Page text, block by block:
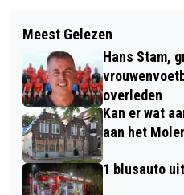
MARCIN KASPRZYK
KAMPIOENSCHAP
HONDENBELASTING
GECONTROLEERD
Meest Gelezen
Hans Stam,
overleden
Kan er wat
aan het
1 blusauto